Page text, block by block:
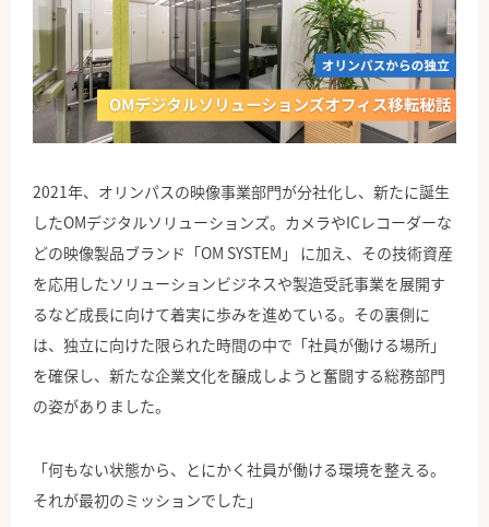
公式X
公式Facebook
2021年、オリンパスの映像事業部門が分社化し、新たに誕生
したOMデジタルソリューションズ。 カメラやICレコーダーな
どの映像製品ブランド「OM SYSTEM 」
に加え、その技術資産
を応用したソリューションビジネスや製造受託事業を展開す
るなど成長に向けて着実に歩みを進めている。 その裏側に
は、独立に向けた限られた時間の中で「社員が働ける場所」
を確保し、新たな企業文化を醸成しようと奮闘する総務部門
の姿がありました。
「何もない状態から、とにかく社員が働ける環境を整える。
それが最初のミッションでした」